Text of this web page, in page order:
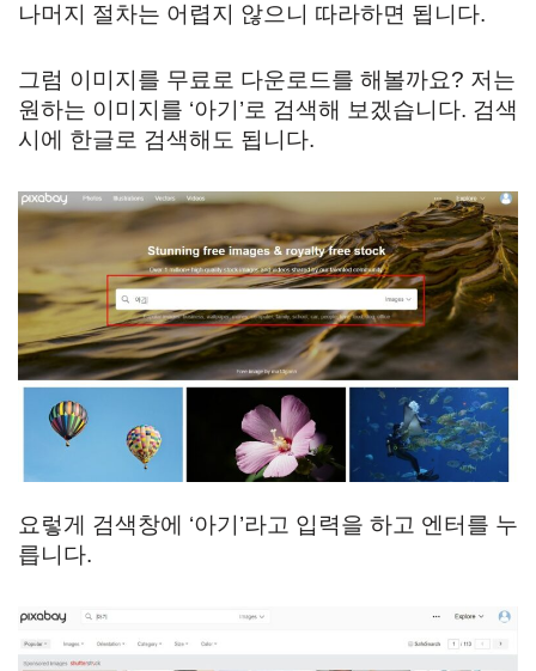
나머지 절차는 어렵지 않으니 따라하면 됩니다.
그럼 이미지를 무료로 다운로드를 해볼까요? 저는
원하는 이미지를 ‘아기’로 검색해 보겠습니다. 검색
시에 한글로 검색해도 됩니다.
요렇게 검색창에 ‘아기’라고 입력을 하고 엔터를 누
릅니다.